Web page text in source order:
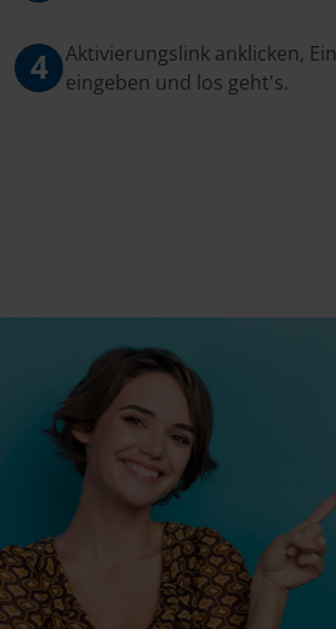
4
Aktivierungslink anklicken,
eingeben und los geht's.